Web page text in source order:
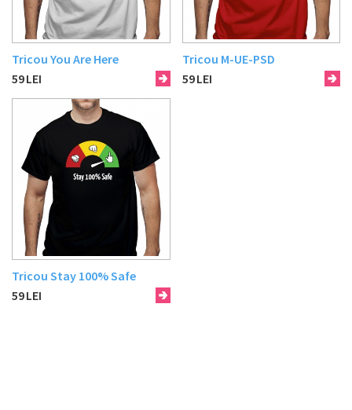
Tricou You Are Here
59LEI
Tricou M-UE-PSD
59LEI
Tricou Stay 100% Safe
59LEI